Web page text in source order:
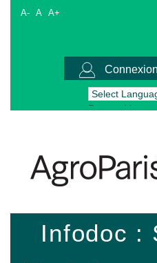
A- A A+
Powered by
Infodoc :